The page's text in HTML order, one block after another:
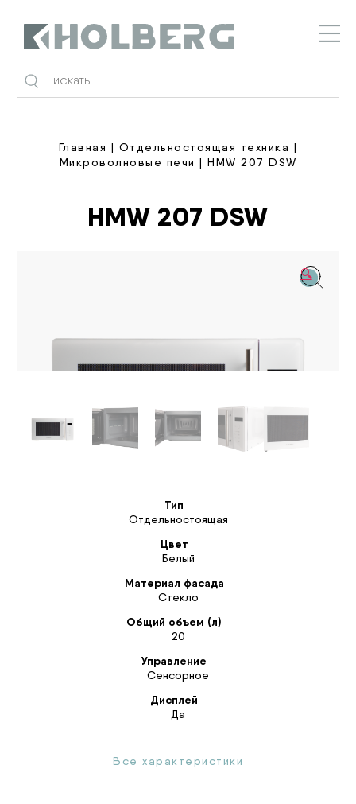
Главная | Отдельностоящая техника |
Микроволновые печи | HMW 207 DSW
HMW 207 DSW
🔍
Тип
Отдельностоящая
Цвет
Белый
Материал фасада
Стекло
Общий объем (л)
20
Управление
Сенсорное
Дисплей
Да
Все характеристики